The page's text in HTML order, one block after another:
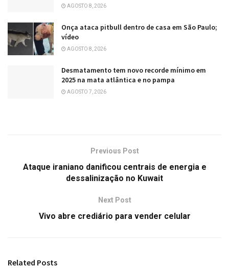
AGOSTO 8, 2026
Onça ataca pitbull dentro de casa em São Paulo;
vídeo
AGOSTO 8, 2026
Desmatamento tem novo recorde mínimo em
2025 na mata atlântica e no pampa
AGOSTO 7, 2026
Previous Post
Ataque iraniano danificou centrais de energia e
dessalinização no Kuwait
Next Post
Vivo abre crediário para vender celular
Related Posts